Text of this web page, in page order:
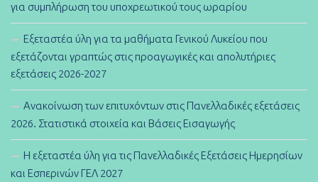
για συμπλήρωση του υποχρεωτικού τους ωραρίου
Εξεταστέα ύλη για τα μαθήματα Γενικού Λυκείου που
εξετάζονται γραπτώς στις προαγωγικές και απολυτήριες
εξετάσεις 2026-2027
Ανακοίνωση των επιτυχόντων στις Πανελλαδικές εξετάσεις
2026. Στατιστικά στοιχεία και Βάσεις Εισαγωγής
Η εξεταστέα ύλη για τις Πανελλαδικές Εξετάσεις Ημερησίων
και Εσπερινών ΓΕΛ 2027